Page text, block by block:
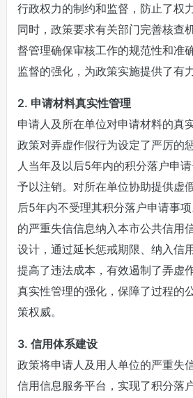
行政权力的制约和监督，防止了权
同时，政策要求有关部门完善核查
督管理确保审核工作的规范性和准
监督的强化，为政策实施提供了有
2. 申请材料真实性管理
申请人及所在单位对申请材料的真
政策对弄虚作假行为设定了严厉的
人当年及以后5年内的积分落户申
予以注销。对所在单位协助提供虚
后5年内不受理其积分落户申请事
的严重失信信息纳入本市公共信用
设计，通过延长惩戒期限、纳入信
提高了违法成本，有效遏制了弄虚
真实性管理的强化，保障了过程的
策权威。
3. 信用体系建设
政策将申请人及用人单位的严重失
信用信息服务平台，实现了积分落